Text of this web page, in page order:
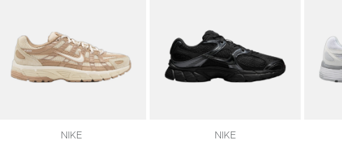
NIKE
NIKE